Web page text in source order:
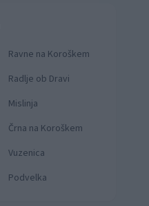
Ravne na Koroškem
Radlje ob Dravi
Mislinja
Črna na Koroškem
Vuzenica
Podvelka